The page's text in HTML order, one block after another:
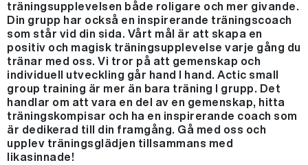
träningsupplevelsen både roligare och mer givande.
Din grupp har också en inspirerande träningscoach
som står vid din sida. Vårt mål är att skapa en
positiv och magisk träningsupplevelse varje gång du
tränar med oss. Vi tror på att gemenskap och
individuell utveckling går hand I hand. Actic small
group training är mer än bara träning I grupp. Det
handlar om att vara en del av en gemenskap, hitta
träningskompisar och ha en inspirerande coach som
är dedikerad till din framgång. Gå med oss och
upplev träningsglädjen tillsammans med
likasinnade!